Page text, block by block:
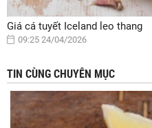
Giá cá tuyết Iceland leo thang
09:25 24/04/2026
TIN CÙNG CHUYÊN MỤC